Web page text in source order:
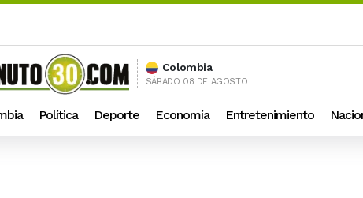
Colombia
SÁBADO 08 DE AGOSTO
Política Deporte Economía Entretenimiento